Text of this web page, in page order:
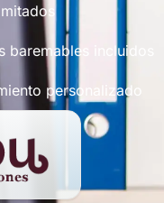
baremables incluidos
personalizado